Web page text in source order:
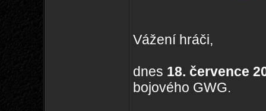
Vážení hráči,
dnes 18. července
bojového GWG.